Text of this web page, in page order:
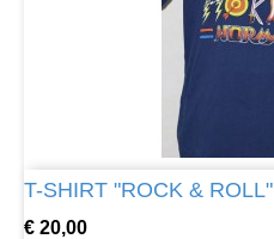
T-SHIRT "ROCK & ROLL"
Prijs
€ 20,00